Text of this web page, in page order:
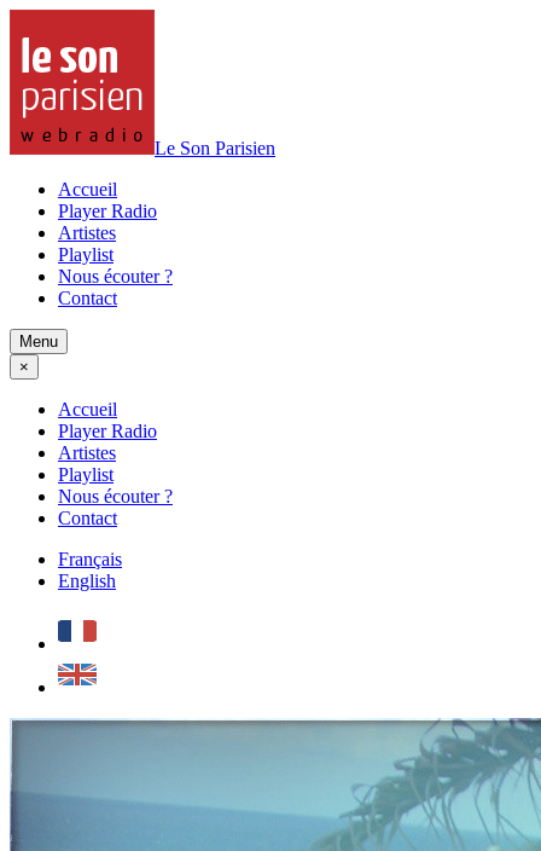
Le Son Parisien
Accueil
Player Radio
Artistes
Playlist
Nous écouter ?
Contact
Menu
×
Accueil
Player Radio
Artistes
Playlist
Nous écouter ?
Contact
Français
English